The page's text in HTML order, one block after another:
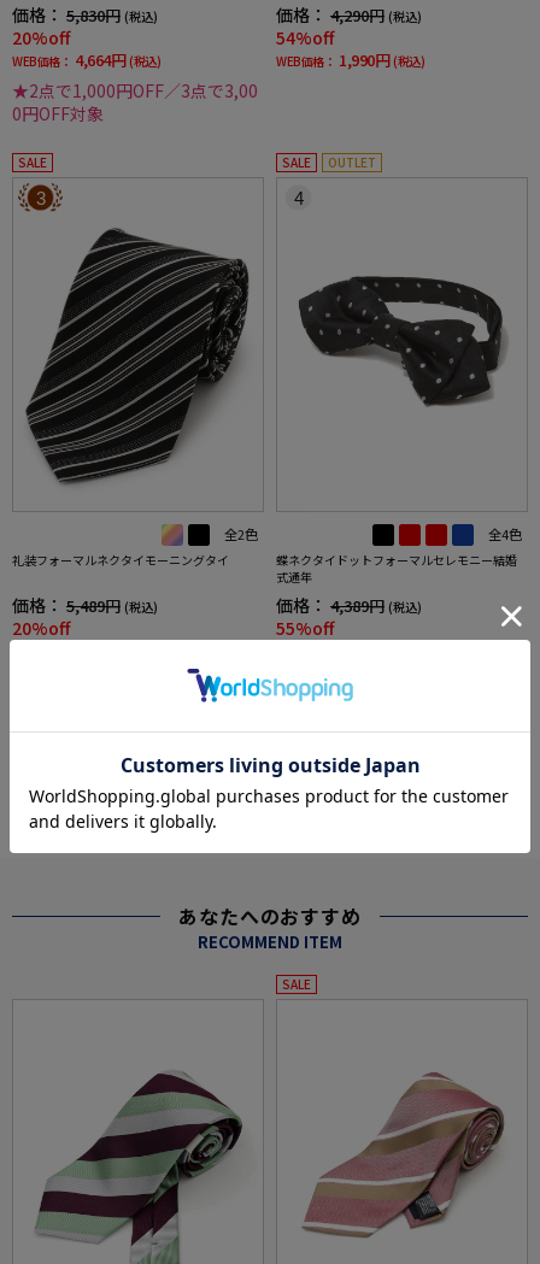
価格： 5,830円 (税込)
20%off
WEB価格： 4,664円 (税込)
★2点で1,000円OFF／3点で3,00
0円OFF対象
価格： 4,290円 (税込)
54%off
WEB価格： 1,990円 (税込)
SALE
3
全2色
礼装フォーマルネクタイモーニングタイ
価格： 5,489円 (税込)
20%off
★2点で1,000円OFF／3点で3,00
SALE OUTLET
4
全4色
蝶ネクタイドットフォーマルセレモニー結婚
式通年
価格： 4,389円 (税込)
55%off
more
あなたへのおすすめ
RECOMMEND ITEM
SALE